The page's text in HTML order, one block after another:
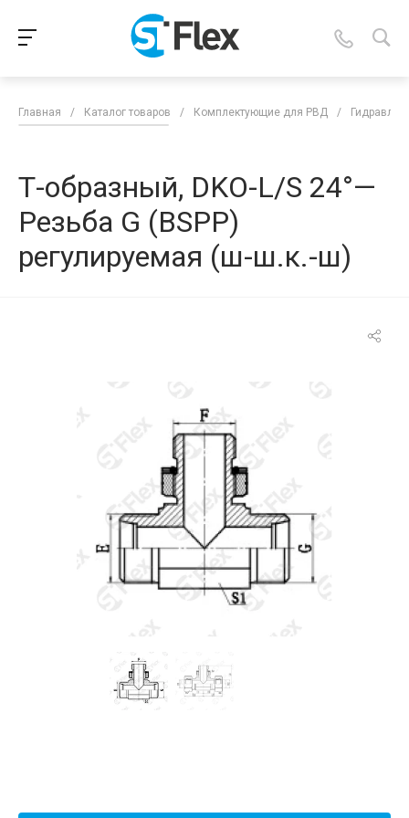
Главная / Каталог товаров / Комплектующие для РВД /
Т-образный, DKO-L/S 24°—
Резьба G (BSPP)
регулируемая (ш-ш.к.-ш)